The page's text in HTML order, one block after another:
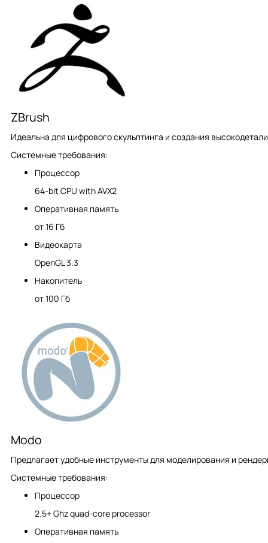
ZBrush
Идеальна для цифрового скульптинга и создания
Системные требования:
Процессор
64-bit CPU with AVX2
Оперативная память
от 16 Гб
Видеокарта
OpenGL 3.3
Накопитель
от 100 Гб
Modo
Предлагает удобные инструменты для моделирования и
Системные требования:
Процессор
2.5+ Ghz quad-core processor
Оперативная память